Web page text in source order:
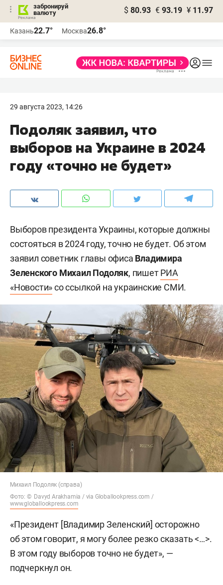
забронируй
валюту
$ 80.93 € 93.19 ¥ 11.97
Казань22.7° Москва26.8°
29 августа 2023, 14:26
Подоляк заявил, что
выборов на Украине в 2024
году «точно не будет»
Выборов президента Украины, которые должны
состояться в 2024 году, точно не будет. Об этом
заявил советник главы офиса Владимира
Зеленского Михаил Подоляк, пишетРИА
«Новости»со ссылкой на украинские СМИ.
Михаил Подоляк (справа)
Фото: © Davyd Arakhamia / via Globallookpress.com /
www.globallookpress.com
«Президент [Владимир Зеленский] осторожно
об этом говорит, я могу более резко сказать <…>.
В этом году выборов точно не будет», —
подчеркнул он.